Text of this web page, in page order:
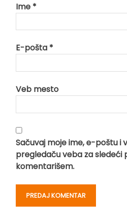
Ime *
E-pošta *
Veb mesto
Sačuvaj moje ime, e-poštu i
pregledaču veba za sledeći
komentarišem.